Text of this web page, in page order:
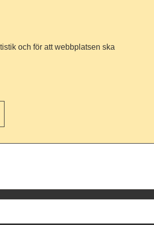
och för att webbplatsen ska